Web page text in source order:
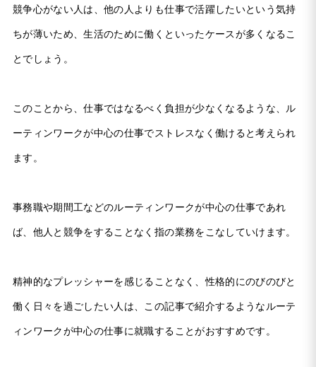
競争心がない人は、他の人よりも仕事で活躍したいという気持
ちが薄いため、生活のために働くといったケースが多くなるこ
とでしょう。
このことから、仕事ではなるべく負担が少なくなるような、ル
ーティンワークが中心の仕事でストレスなく働けると考えられ
ます。
事務職や期間工などのルーティンワークが中心の仕事であれ
ば、他人と競争をすることなく指の業務をこなしていけます。
精神的なプレッシャーを感じることなく、性格的にのびのびと
働く日々を過ごしたい人は、この記事で紹介するようなルーテ
ィンワークが中心の仕事に就職することがおすすめです。